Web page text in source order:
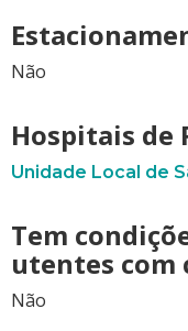
Não
Hospitais de
Unidade Local de
Tem
utentes com
Não